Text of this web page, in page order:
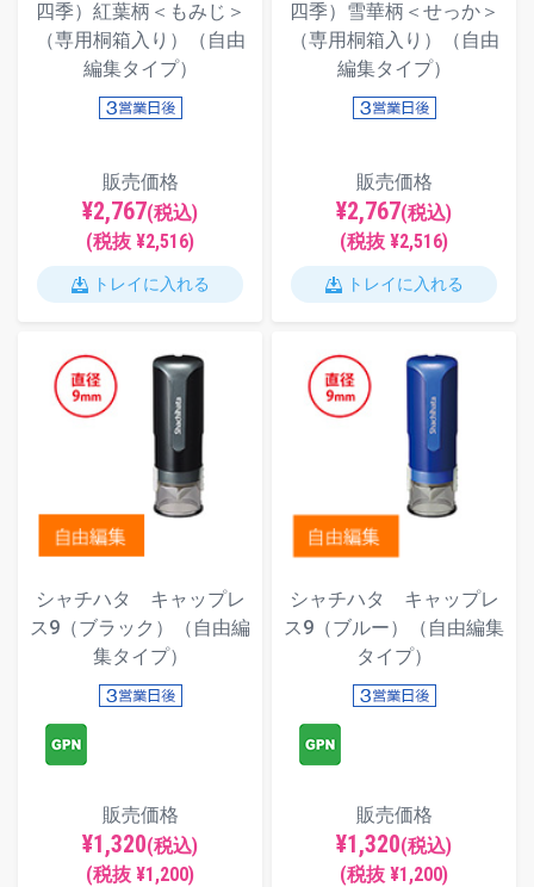
四季）紅葉柄＜もみじ＞
（専用桐箱入り）（自由
編集タイプ）
販売価格
¥2,767(税込)
(税抜 ¥2,516)
トレイに入れる
四季）雪華柄＜せっか＞
（専用桐箱入り）（自由
編集タイプ）
販売価格
¥2,767(税込)
(税抜 ¥2,516)
トレイに入れる
シャチハタ キャップレ
ス9（ブラック）（自由編
集タイプ）
販売価格
¥1,320(税込)
(税抜 ¥1,200)
シャチハタ キャップレ
ス9（ブルー）（自由編集
タイプ）
販売価格
¥1,320(税込)
(税抜 ¥1,200)